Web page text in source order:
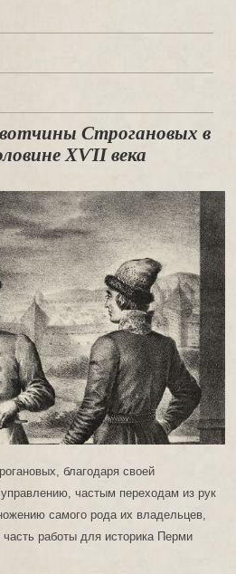
Строгановых в
ХѴІІ века
благодаря своей
частым переходам из рук
самого рода их владельцев,
работы для историка Перми